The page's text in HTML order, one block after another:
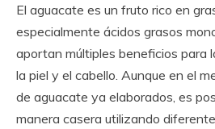
El aguacate es un fruto rico en
especialmente ácidos grasos
aportan múltiples beneficios para
la piel y el cabello. Aunque en el
de aguacate ya elaborados, es
manera casera utilizando